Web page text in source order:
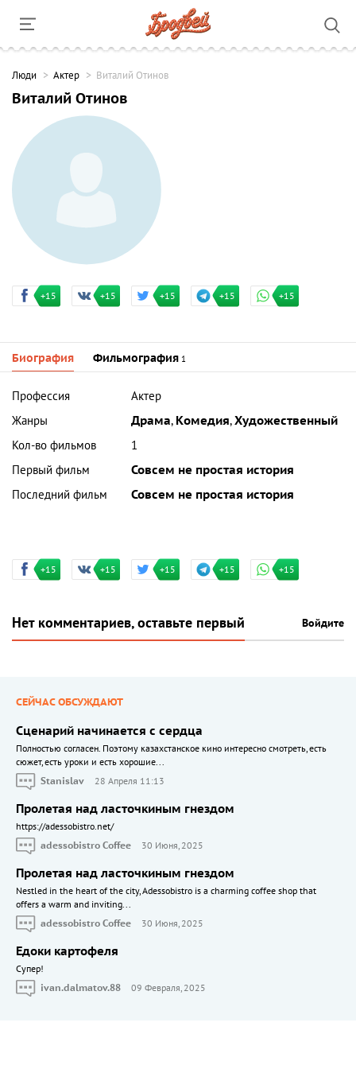
Люди Актер Виталий Отинов
Виталий Отинов
+15 +15 +15 +15 +15
Биография Фильмография 1
Профессия
Актер
Жанры
Драма, Комедия,Художественный
Кол-во фильмов
1
Первый фильм
Совсем не простая история
Последний фильм
Совсем не простая история
+15 +15 +15 +15 +15
Нет комментариев, оставьте первый Войдите
СЕЙЧАС ОБСУЖДАЮТ
Сценарий начинается с сердца
Полностью согласен. Поэтому казахстанское кино интересно смотреть, есть
сюжет, есть уроки и есть хорошие...
Stanislav
28 Апреля 11:13
Пролетая над ласточкиным гнездом
https://adessobistro.net/
adessobistro Coffee
30 Июня, 2025
Пролетая над ласточкиным гнездом
Nestled in the heart of the city, Adessobistro is a charming coffee shop that
offers a warm and inviting...
adessobistro Coffee
30 Июня, 2025
Едоки картофеля
Cупер!
ivan.dalmatov.88
09 Февраля, 2025